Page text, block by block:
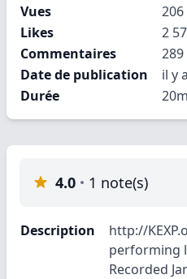
Vues
206
Likes
2
Commentaires
289
Date de publication
il y
Durée
4.0 1 note(s)
Description
http://
performing
Recorded